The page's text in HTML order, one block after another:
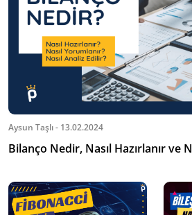
Aysun Taşlı - 13.02.2024
Bilanço Nedir, Nasıl Hazırlanır ve